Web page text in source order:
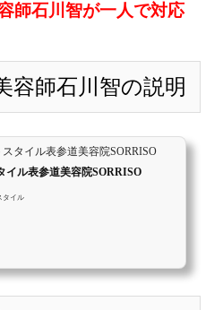
師石川智が一人で対応
容師石川智の説明
タイル表参道美容院SORRISO
イル表参道美容院SORRISO
タイル